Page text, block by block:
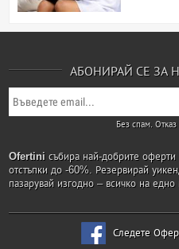
АБОНИРАЙ СЕ ЗА
Без спам. Отказ
Ofertini събира най-добрите оферти
отстъпки до -60%. Резервирай
пазарувай изгодно – всичко на едно
Следете